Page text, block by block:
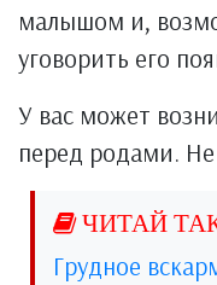
малышом и,
уговорить его
У вас может
перед родами.
Грудное